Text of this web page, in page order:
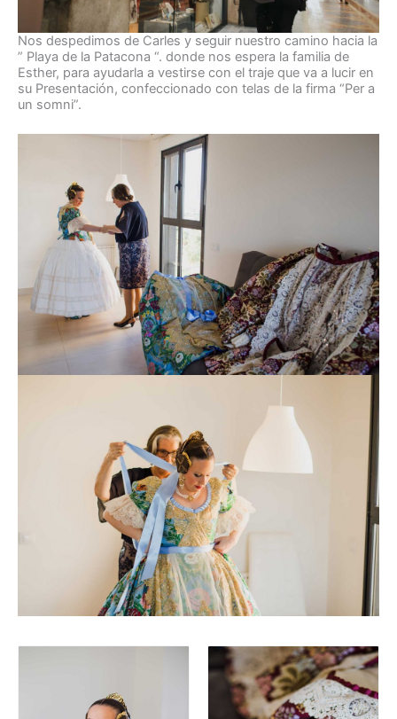
Nos despedimos de Carles y seguir nuestro camino hacia la
” Playa de la Patacona “. donde nos espera la familia de
Esther, para ayudarla a vestirse con el traje que va a lucir en
su Presentación, confeccionado con telas de la firma “Per a
un somni”.